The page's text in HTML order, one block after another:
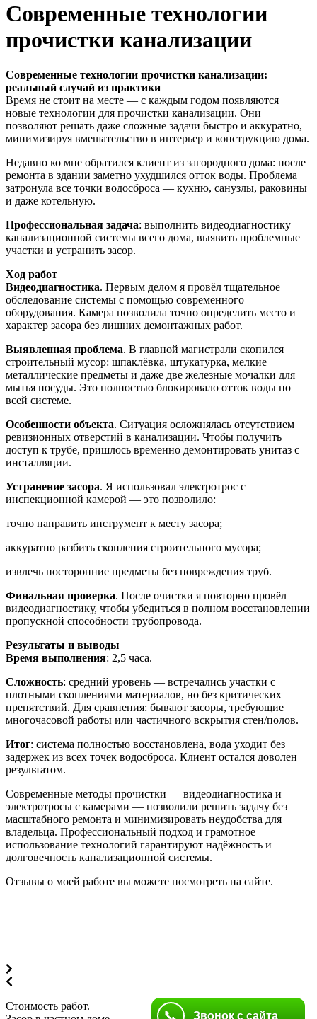
📞 Звонок с сайта
Современные технологии
прочистки канализации
Современные технологии прочистки канализации:
реальный случай из практики
Время не стоит на месте — с каждым годом появляются
новые технологии для прочистки канализации. Они
позволяют решать даже сложные задачи быстро и аккуратно,
минимизируя вмешательство в интерьер и конструкцию дома.
Недавно ко мне обратился клиент из загородного дома: после
ремонта в здании заметно ухудшился отток воды. Проблема
затронула все точки водосброса — кухню, санузлы, раковины
и даже котельную.
Профессиональная задача: выполнить видеодиагностику
канализационной системы всего дома, выявить проблемные
участки и устранить засор.
Ход работ
Видеодиагностика. Первым делом я провёл тщательное
обследование системы с помощью современного
оборудования. Камера позволила точно определить место и
характер засора без лишних демонтажных работ.
Выявленная проблема. В главной магистрали скопился
строительный мусор: шпаклёвка, штукатурка, мелкие
металлические предметы и даже две железные мочалки для
мытья посуды. Это полностью блокировало отток воды по
всей системе.
Особенности объекта. Ситуация осложнялась отсутствием
ревизионных отверстий в канализации. Чтобы получить
доступ к трубе, пришлось временно демонтировать унитаз с
инсталляции.
Устранение засора. Я использовал электротрос с
инспекционной камерой — это позволило:
точно направить инструмент к месту засора;
аккуратно разбить скопления строительного мусора;
извлечь посторонние предметы без повреждения труб.
Финальная проверка. После очистки я повторно провёл
видеодиагностику, чтобы убедиться в полном восстановлении
пропускной способности трубопровода.
Результаты и выводы
Время выполнения: 2,5 часа.
Сложность: средний уровень — встречались участки с
плотными скоплениями материалов, но без критических
препятствий. Для сравнения: бывают засоры, требующие
многочасовой работы или частичного вскрытия стен/полов.
Итог: система полностью восстановлена, вода уходит без
задержек из всех точек водосброса. Клиент остался доволен
результатом.
Современные методы прочистки — видеодиагностика и
электротросы с камерами — позволили решить задачу без
масштабного ремонта и минимизировать неудобства для
владельца. Профессиональный подход и грамотное
использование технологий гарантируют надёжность и
долговечность канализационной системы.
Отзывы о моей работе вы можете посмотреть на сайте.
Стоимость работ.